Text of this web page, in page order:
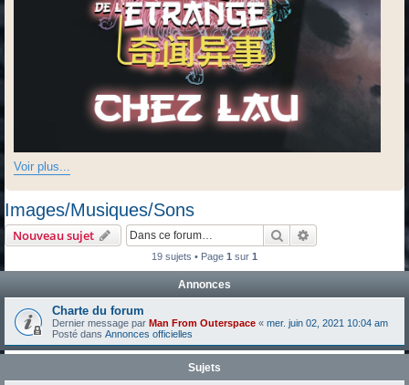
Voir plus...
Images/Musiques/Sons
Nouveau sujet RechercherRecherche
19 sujets • Page 1 sur 1
Annonces
Charte du forum
Dernier message par Man From Outerspace « mer. juin 02, 2021 10:04 am
Posté dans Annonces officielles
Sujets